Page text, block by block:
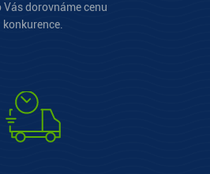
Vás dorovnáme cenu
konkurence.